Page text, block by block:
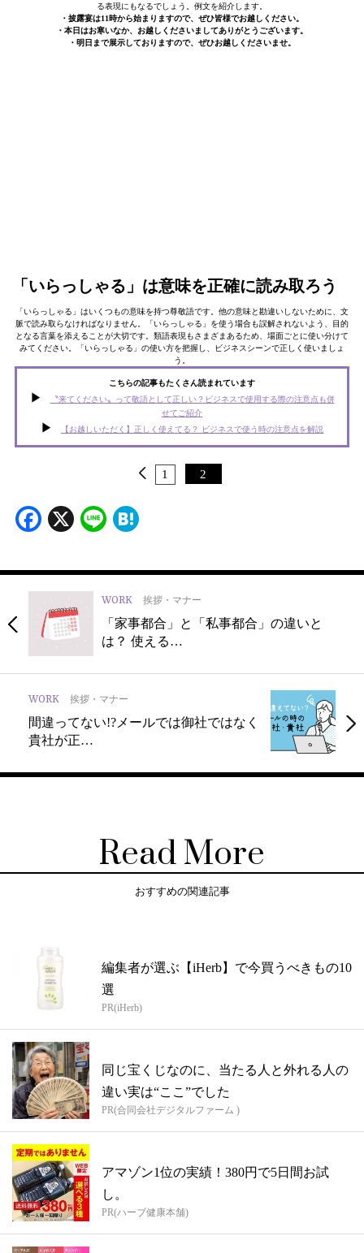
る表現にもなるでしょう。例文を紹介します。
・披露宴は11時から始まりますので、ぜひ皆様でお越しください。
・本日はお寒いなか、お越しくださいましてありがとうございます。
・明日まで展示しておりますので、ぜひお越しくださいませ。
「いらっしゃる」は意味を正確に読み取ろう
「いらっしゃる」はいくつもの意味を持つ尊敬語です。他の意味と勘違いしないために、文
脈で読み取らなければなりません。「いらっしゃる」を使う場合も誤解されないよう、目的
となる言葉を添えることが大切です。類語表現もさまざまあるため、場面ごとに使い分けて
みてください。「いらっしゃる」の使い方を把握し、ビジネスシーンで正しく使いましょ
う。
こちらの記事もたくさん読まれています
〝来てください〟って敬語として正しい？ビジネスで使用する際の注意点も併
せてご紹介
【お越しいただく】正しく使えてる？ ビジネスで使う時の注意点を解説
1 2
Facebook
X Line
WORK 挨拶・マナー
「家事都合」と「私事都合」の違いと
は？ 使える…
WORK 挨拶・マナー
間違ってない!?メールでは御社ではなく
貴社が正…
Read More
おすすめの関連記事
編集者が選ぶ【iHerb】で今買うべきもの10
選
PR(iHerb)
同じ宝くじなのに、当たる人と外れる人の
違い実は“ここ”でした
PR(合同会社デジタルファーム )
アマゾン1位の実績！380円で5日間お試
し。
PR(ハーブ健康本舗)